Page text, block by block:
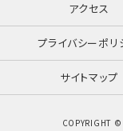
アクセス
プライバシーポリ
サイトマップ
COPYRIGHT ©